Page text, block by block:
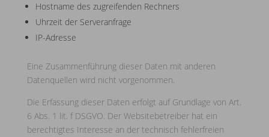
Hostname des zugreifenden Rechners
Uhrzeit der Serveranfrage
IP-Adresse
Eine Zusammenführung dieser Daten mit anderen
Datenquellen wird nicht vorgenommen.
Die Erfassung dieser Daten erfolgt auf Grundlage von Art.
6 Abs. 1 lit. f DSGVO. Der Websitebetreiber hat ein
berechtigtes Interesse an der technisch fehlerfreien